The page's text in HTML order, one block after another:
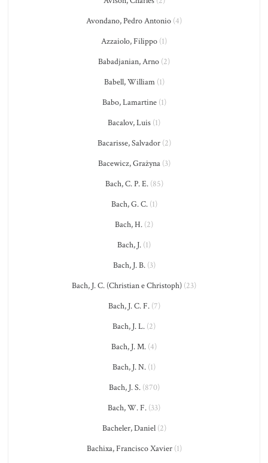
Avondano, Pedro Antonio (4)
Azzaiolo, Filippo (1)
Babadjanian, Arno (2)
Babell, William(1)
Babo, Lamartine(1)
Bacalov, Luis (1)
Bacarisse, Salvador(2)
Bacewicz, Grażyna(3)
Bach, C. P. E.(85)
Bach, G. C.(1)
Bach, H. (2)
Bach, J. (1)
Bach, J. B.(3)
Bach, J. C. (Christian e Christoph) (23)
Bach, J. C. F.(7)
Bach, J. L. (2)
Bach, J. M. (4)
Bach, J. N. (1)
Bach, J. S.(870)
Bach, W. F. (33)
Bacheler, Daniel(2)
Bachixa, Francisco Xavier(1)